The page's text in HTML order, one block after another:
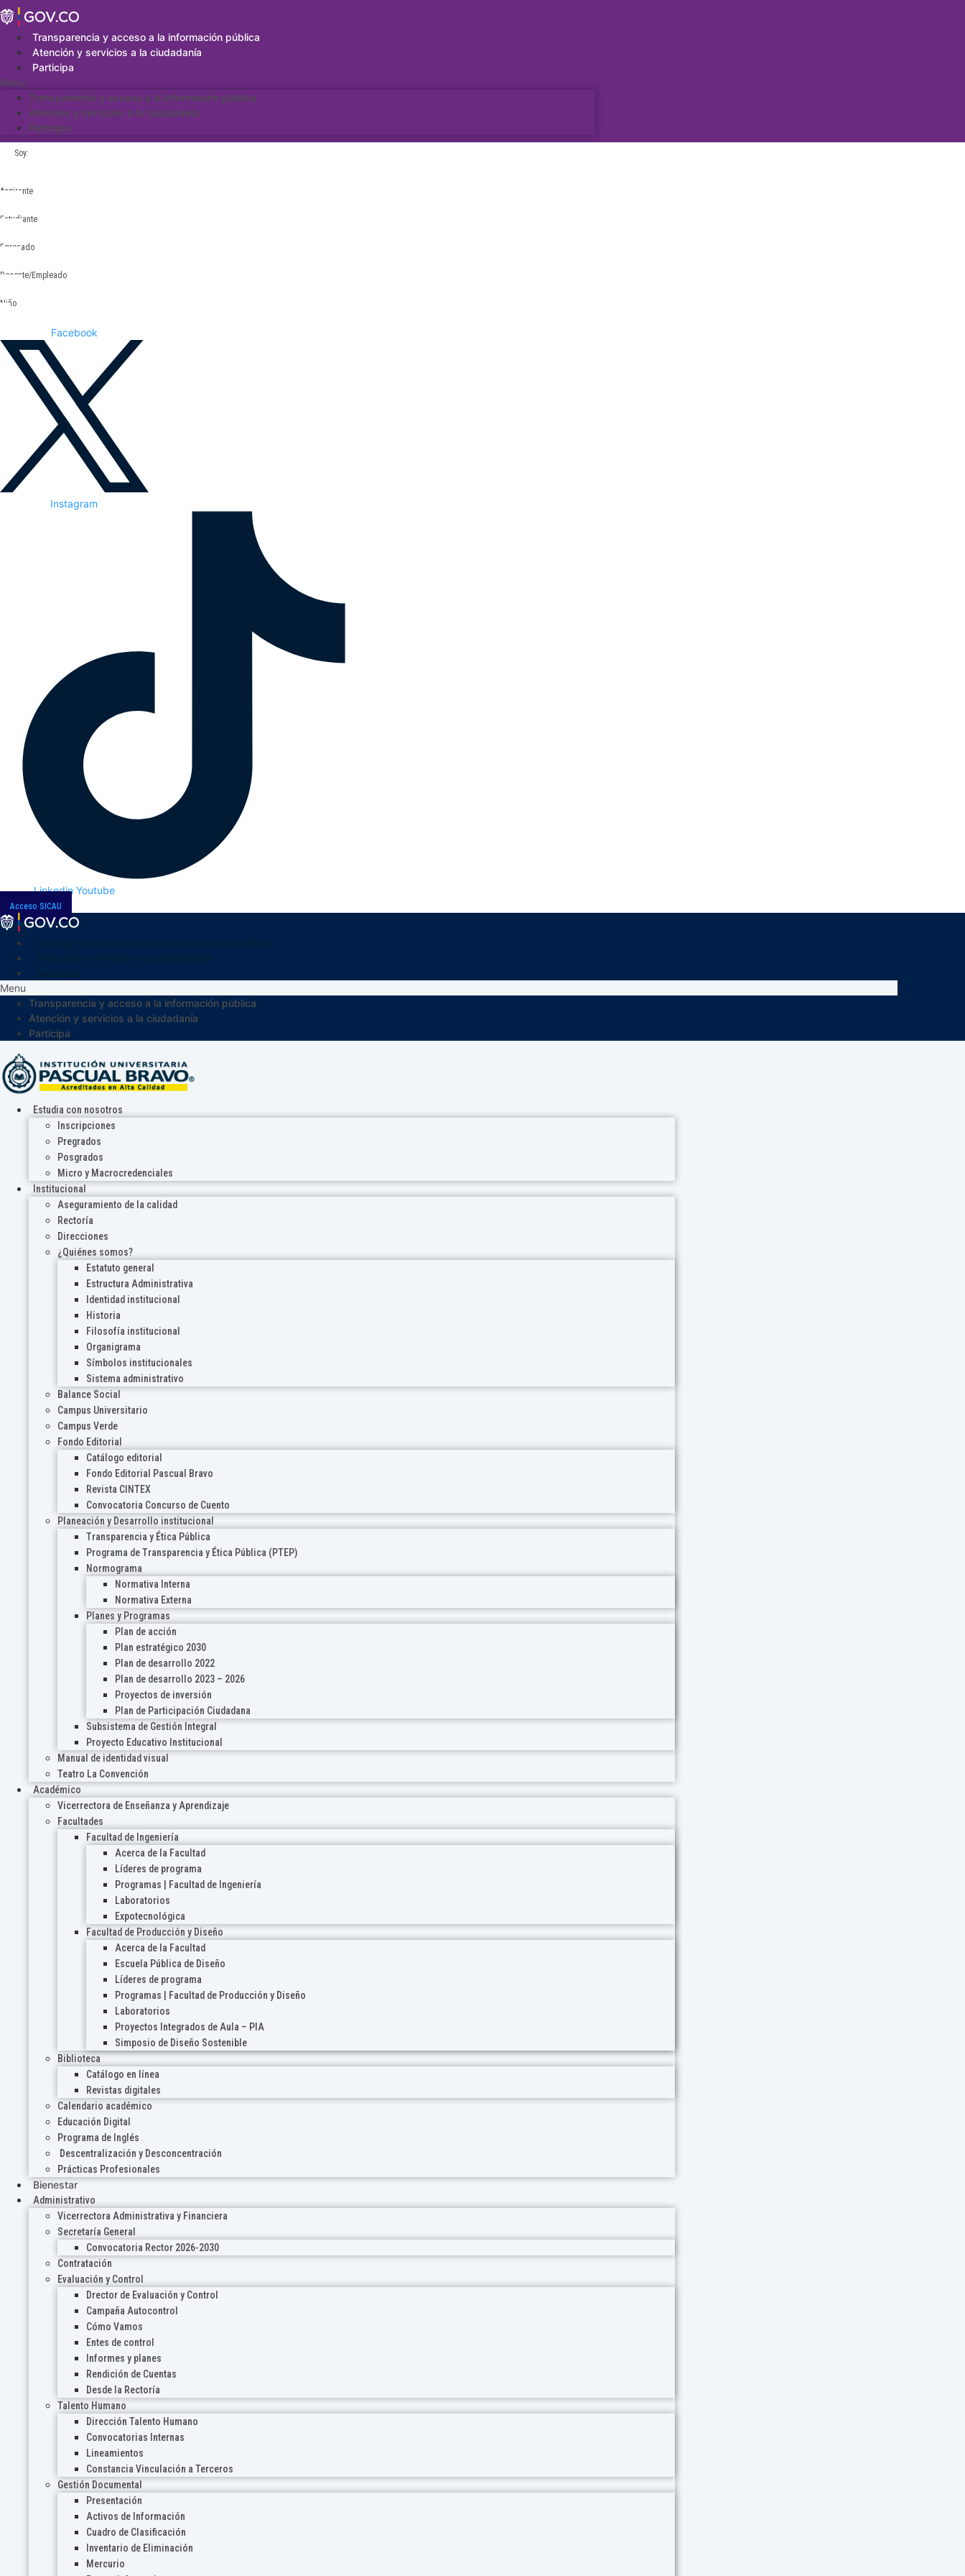
Saltar
al
contenidoTransparencia y acceso a la información pública
Atención y servicios a la ciudadanía
Participa
Menu
Transparencia y acceso a la información pública
Atención y servicios a la ciudadanía
Participa
Soy:
Aspirante
Estudiante
Egresado
Docente/Empleado
Niño
Facebook
Instagram
Linkedin Youtube
Acceso SICAU
Menu
Transparencia y acceso a la información pública
Atención y servicios a la ciudadanía
Participa
Estudia con nosotros
Inscripciones
Pregrados
Posgrados
Micro y Macrocredenciales
Institucional
Aseguramiento de la calidad
Rectoría
Direcciones
¿Quiénes somos?
Estatuto general
Estructura Administrativa
Identidad institucional
Historia
Filosofía institucional
Organigrama
Símbolos institucionales
Sistema administrativo
Balance Social
Campus Universitario
Campus Verde
Fondo Editorial
Catálogo editorial
Fondo Editorial Pascual Bravo
Revista CINTEX
Convocatoria Concurso de Cuento
Planeación y Desarrollo institucional
Transparencia y Ética Pública
Programa de Transparencia y Ética Pública (PTEP)
Normograma
Normativa Interna
Normativa Externa
Planes y Programas
Plan de acción
Plan estratégico 2030
Plan de desarrollo 2022
Plan de desarrollo 2023 – 2026
Proyectos de inversión
Plan de Participación Ciudadana
Subsistema de Gestión Integral
Proyecto Educativo Institucional
Manual de identidad visual
Teatro La Convención
Académico
Vicerrectora de Enseñanza y Aprendizaje
Facultades
Facultad de Ingeniería
Acerca de la Facultad
Líderes de programa
Programas | Facultad de Ingeniería
Laboratorios
Expotecnológica
Facultad de Producción y Diseño
Acerca de la Facultad
Escuela Pública de Diseño
Líderes de programa
Programas | Facultad de Producción y Diseño
Laboratorios
Proyectos Integrados de Aula – PIA
Simposio de Diseño Sostenible
Biblioteca
Catálogo en línea
Revistas digitales
Calendario académico
Educación Digital
Programa de Inglés
Descentralización y Desconcentración
Prácticas Profesionales
Bienestar
Administrativo
Vicerrectora Administrativa y Financiera
Secretaría General
Convocatoria Rector 2026-2030
Contratación
Evaluación y Control
Drector de Evaluación y Control
Campaña Autocontrol
Cómo Vamos
Entes de control
Informes y planes
Rendición de Cuentas
Desde la Rectoría
Talento Humano
Dirección Talento Humano
Convocatorias Internas
Lineamientos
Constancia Vinculación a Terceros
Gestión Documental
Presentación
Activos de Información
Cuadro de Clasificación
Inventario de Eliminación
Mercurio